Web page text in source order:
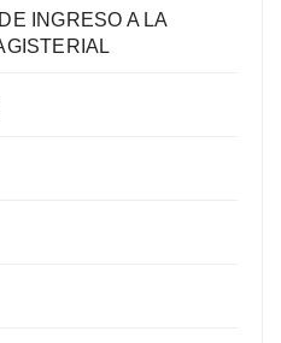
INGRESO A LA